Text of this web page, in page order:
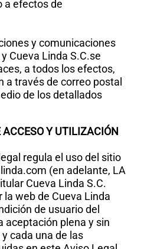
a efectos de
y comunicaciones
Cueva Linda S.C.se
a todos los efectos,
a través de correo postal
de los detallados
ACCESO Y UTILIZACIÓN
regula el uso del sitio
(en adelante, LA
Cueva Linda S.C.
la web de Cueva Linda
de usuario del
aceptación plena y sin
cada una de las